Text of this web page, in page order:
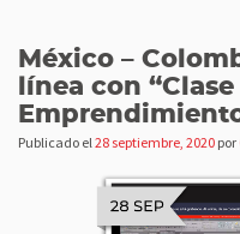
México –
línea con
Publicado el28 septiembre, 2020 por